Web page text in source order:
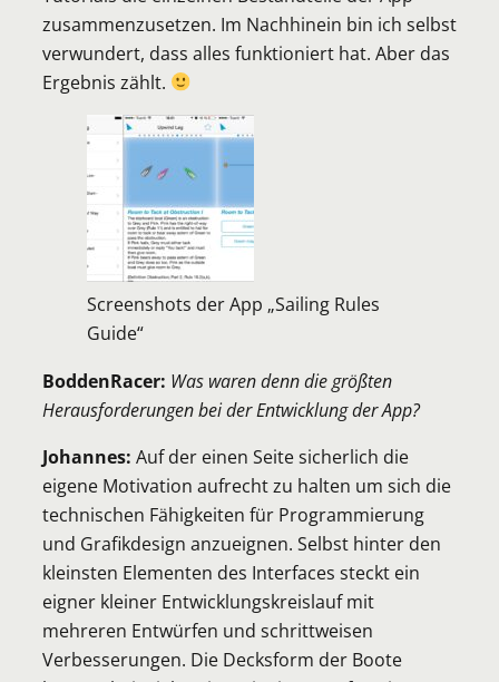
zusammenzusetzen. Im Nachhinein bin ich selbst
verwundert, dass alles funktioniert hat. Aber das
Ergebnis zählt.
Screenshots der App „Sailing Rules
Guide“
BoddenRacer: Was waren denn die größten
Herausforderungen bei der Entwicklung der App?
Johannes: Auf der einen Seite sicherlich die
eigene Motivation aufrecht zu halten um sich die
technischen Fähigkeiten für Programmierung
und Grafikdesign anzueignen. Selbst hinter den
kleinsten Elementen des Interfaces steckt ein
eigner kleiner Entwicklungskreislauf mit
mehreren Entwürfen und schrittweisen
Verbesserungen. Die Decksform der Boote